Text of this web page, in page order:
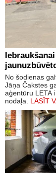
No šodienas
Jāņa Čakstes
aģentūru LETA
nodaļa. LASĪT